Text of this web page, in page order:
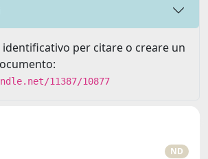
per citare o creare un
11387/10877
ND